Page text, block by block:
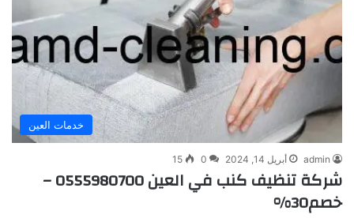
خدمات العين
admin أبريل 14, 2024 0
15
شركة تنظيف كنب في العين 0555980700 –
خصم30%